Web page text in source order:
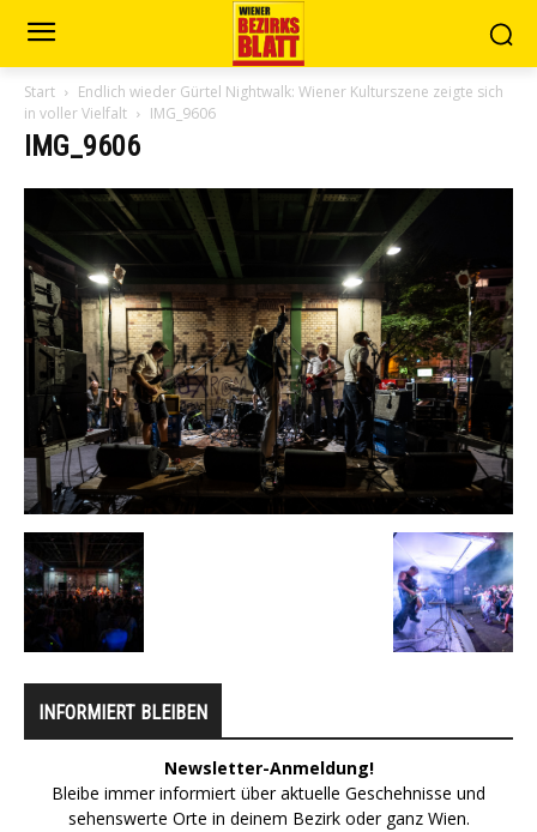
Start
Endlich wieder Gürtel Nightwalk: Wiener Kulturszene zeigte sich
in voller Vielfalt
IMG_9606
IMG_9606
INFORMIERT BLEIBEN
Newsletter-Anmeldung!
Bleibe immer informiert über aktuelle Geschehnisse und
sehenswerte Orte in deinem Bezirk oder ganz Wien.